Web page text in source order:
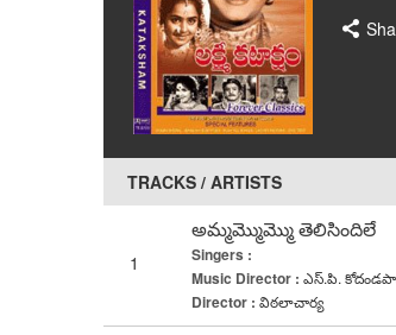
TRACKS / ARTISTS
1
అమ్మమ్మొమ్మొ తెలిసిందిలే
Singers :
Music Director : ఎస్.పి.
Director : విఠలాచార్య